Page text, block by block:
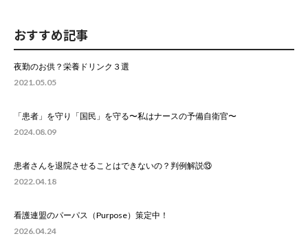
おすすめ記事
夜勤のお供？栄養ドリンク３選
2021.05.05
「患者」を守り「国民」を守る〜私はナースの予備自衛官〜
2024.08.09
患者さんを退院させることはできないの？判例解説⑬
2022.04.18
看護連盟のパーパス（Purpose）策定中！
2026.04.24